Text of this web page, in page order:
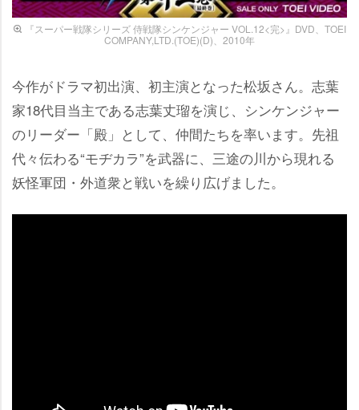
『スーパー戦隊シリーズ 侍戦隊シンケンジャー VOL.12<完>』DVD、TOEI
COMPANY,LTD.(TOE)(D)、2010年
今作がドラマ初出演、初主演となった松坂さん。志葉
家18代目当主である志葉丈瑠を演じ、シンケンジャー
のリーダー「殿」として、仲間たちを率います。先祖
代々伝わる“モヂカラ”を武器に、三途の川から現れる
妖怪軍団・外道衆と戦いを繰り広げました。